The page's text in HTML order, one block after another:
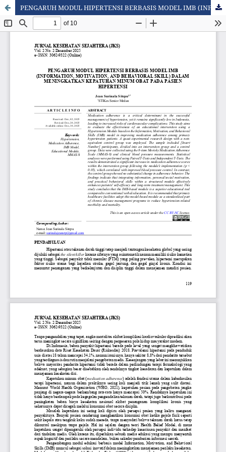
PENGARUH MODUL HIPERTENSI BERBASIS MODEL IMB (INFORMATION, MOTIVATION, AND BEHAVIORAL SKILL) DALAM MENINGKATKAN KEPATUHAN MINUM OBAT PADA PASIEN HIPERTENSI